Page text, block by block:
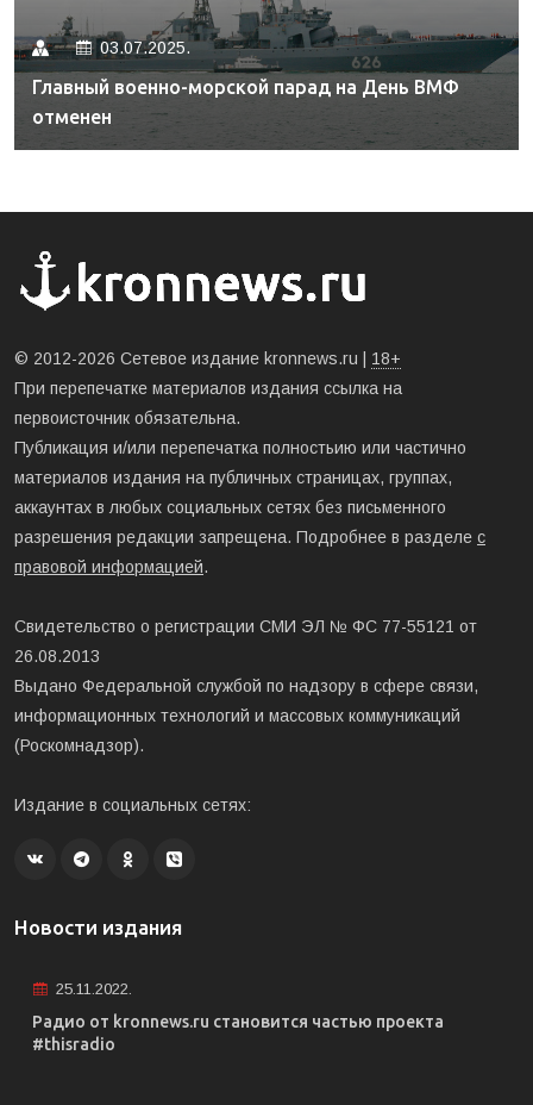
03.07.2025.
Главный военно-морской парад на День ВМФ
отменен
© 2012-2026 Сетевое издание kronnews.ru | 18+
При перепечатке материалов издания ссылка на
первоисточник обязательна.
Публикация и/или перепечатка полностьию или частично
материалов издания на публичных страницах, группах,
аккаунтах в любых социальных сетях без письменного
разрешения редакции запрещена. Подробнее в разделе с
правовой информацией.
Свидетельство о регистрации СМИ ЭЛ № ФС 77-55121 от
26.08.2013
Выдано Федеральной службой по надзору в сфере связи,
информационных технологий и массовых коммуникаций
(Роскомнадзор).
Издание в социальных сетях:
Новости издания
25.11.2022.
Радио от kronnews.ru становится частью проекта
#thisradio